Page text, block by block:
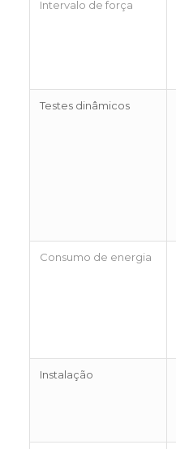
Intervalo de força
Testes dinâmicos
Consumo de energia
Instalação